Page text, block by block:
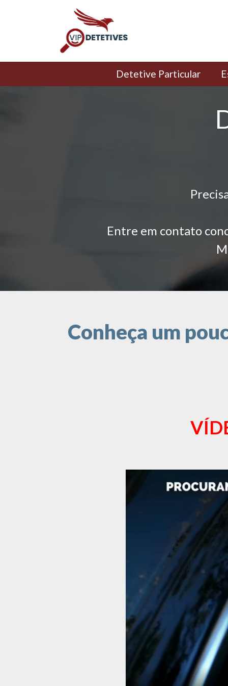
Detetive Particular
Entre em contato
Conheça um